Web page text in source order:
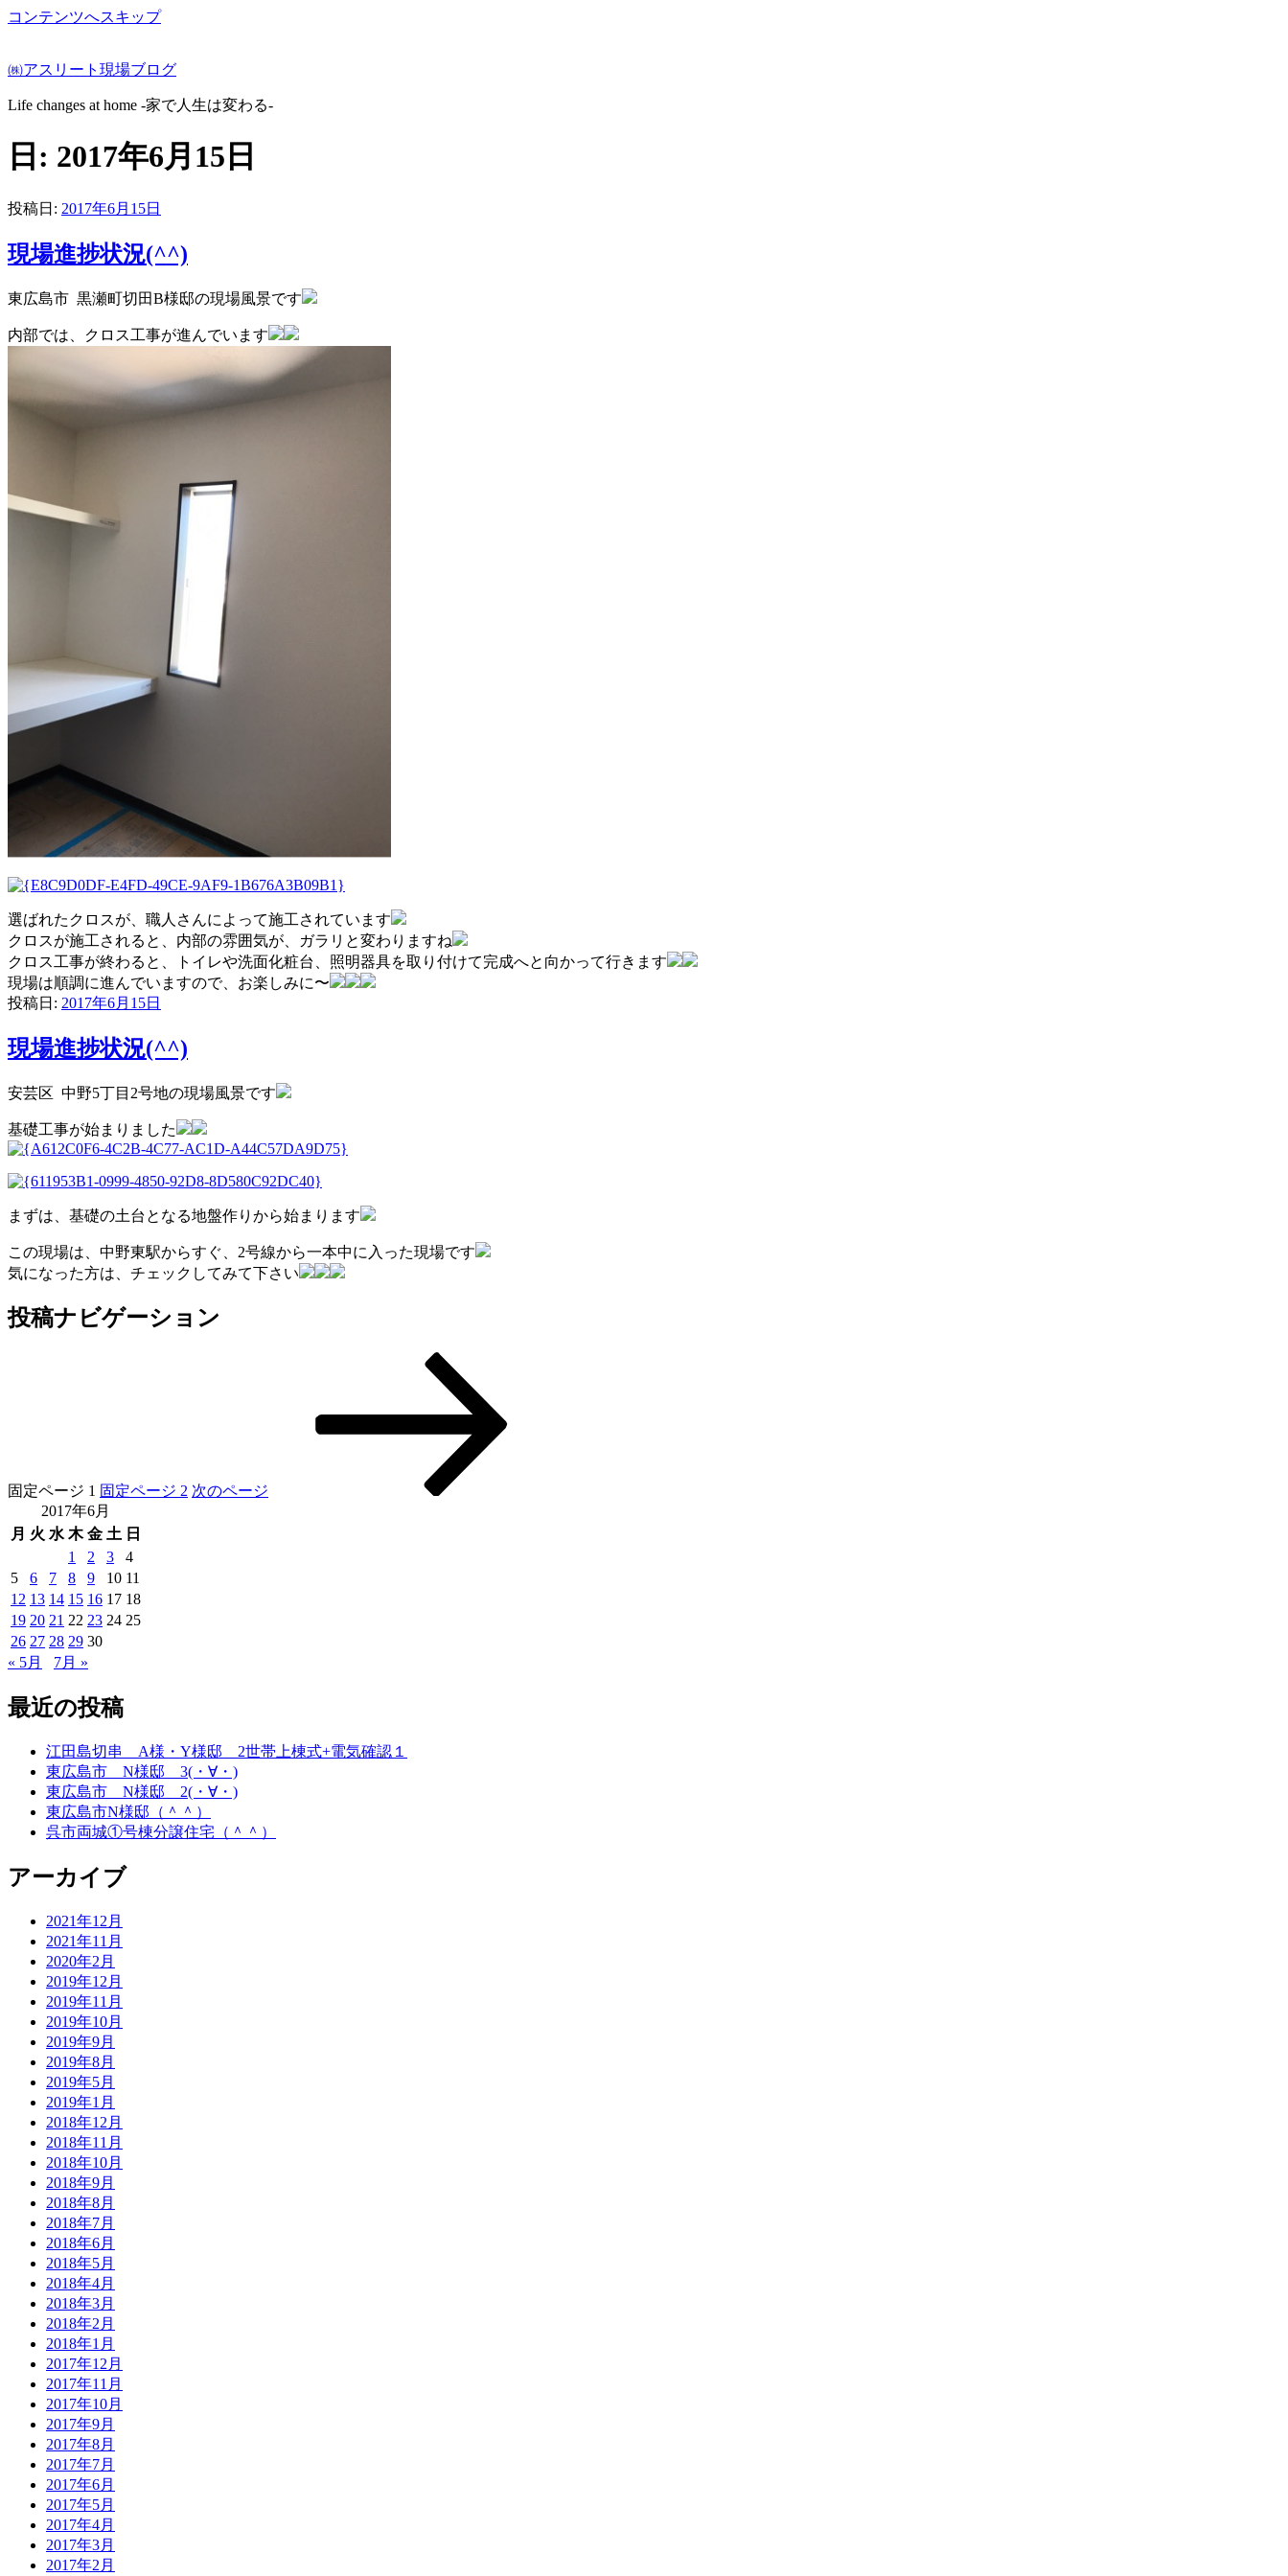
コンテンツへスキップ
㈱アスリート現場ブログ
Life changes at home -家で人生は変わる-
日: 2017年6月15日
投稿日: 2017年6月15日
現場進捗状況(^^)
東広島市 黒瀬町切田B様邸の現場風景です
内部では、クロス工事が進んでいます
選ばれたクロスが、職人さんによって施工されています
クロスが施工されると、内部の雰囲気が、ガラリと変わりますね
クロス工事が終わると、トイレや洗面化粧台、照明器具を取り付けて完成へと向かって行きます
現場は順調に進んでいますので、お楽しみに〜
投稿日: 2017年6月15日
現場進捗状況(^^)
安芸区 中野5丁目2号地の現場風景です
基礎工事が始まりました
まずは、基礎の土台となる地盤作りから始まります
この現場は、中野東駅からすぐ、2号線から一本中に入った現場です
気になった方は、チェックしてみて下さい
投稿ナビゲーション
固定ページ 1 固定ページ 2 次のページ
2017年6月
月 火 水 木 金 土 日
1
2 3
4
5
6 7 8 9 10 11
12 13 14 15 16 17 18
19 20 21 22 23 24 25
26 27 28 29 30
« 5月
7月 »
最近の投稿
江田島切串 A様・Y様邸 2世帯上棟式+電気確認１
東広島市 N様邸 3(・∀・)
東広島市 N様邸 2(・∀・)
東広島市N様邸（＾＾）
呉市両城①号棟分譲住宅（＾＾）
アーカイブ
2021年12月
2021年11月
2020年2月
2019年12月
2019年11月
2019年10月
2019年9月
2019年8月
2019年5月
2019年1月
2018年12月
2018年11月
2018年10月
2018年9月
2018年8月
2018年7月
2018年6月
2018年5月
2018年4月
2018年3月
2018年2月
2018年1月
2017年12月
2017年11月
2017年10月
2017年9月
2017年8月
2017年7月
2017年6月
2017年5月
2017年4月
2017年3月
2017年2月